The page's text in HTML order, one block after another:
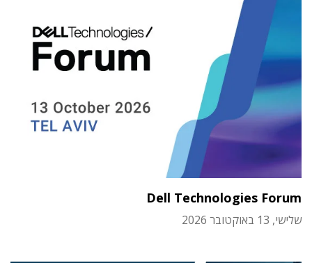
Dell Technologies Forum
שלישי, 13 באוקטובר 2026